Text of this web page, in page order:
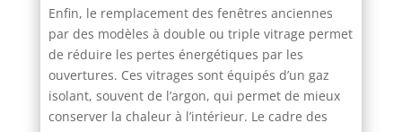
Enfin, le remplacement des fenêtres anciennes
par des modèles à double ou triple vitrage permet
de réduire les pertes énergétiques par les
ouvertures. Ces vitrages sont équipés d’un gaz
isolant, souvent de l’argon, qui permet de mieux
conserver la chaleur à l’intérieur. Le cadre des